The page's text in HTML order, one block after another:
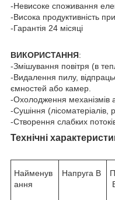
-Невисоке споживання
-Висока продуктивність
-Гарантія 24 місяці
ВИКОРИСТАННЯ:
-Змішування повітря (в
-Видалення пилу,
ємностей або камер.
-Охолодження механізмів
-Сушіння (лісоматеріалів,
-Створення слабких
Технічні
Найменув
ання
Напруга В